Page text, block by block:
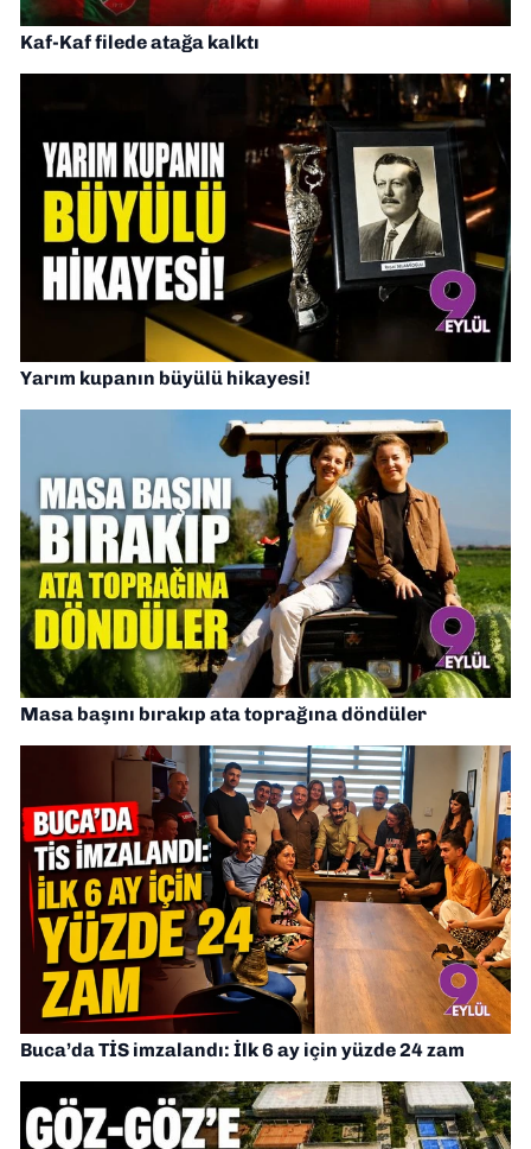
Kaf-Kaf filede atağa kalktı
Yarım kupanın büyülü hikayesi!
Masa başını bırakıp ata toprağına döndüler
Buca’da TİS imzalandı: İlk 6 ay için yüzde 24 zam